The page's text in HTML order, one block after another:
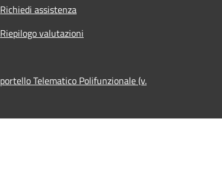
Richiedi assistenza
Riepilogo valutazioni
Telematico Polifunzionale (v.